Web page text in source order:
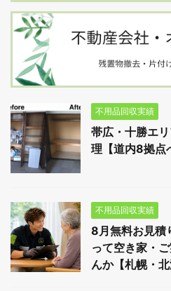
不用品回収実績
帯広・十勝エ
理【道内8拠点
不用品回収実績
8月無料お見積
って空き家・
んか【札幌・北